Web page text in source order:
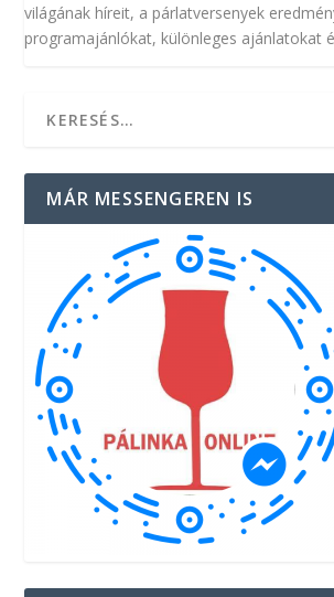
világának híreit, a párlatversenyek
programajánlókat, különleges ajánlatokat
MÁR MESSENGEREN IS